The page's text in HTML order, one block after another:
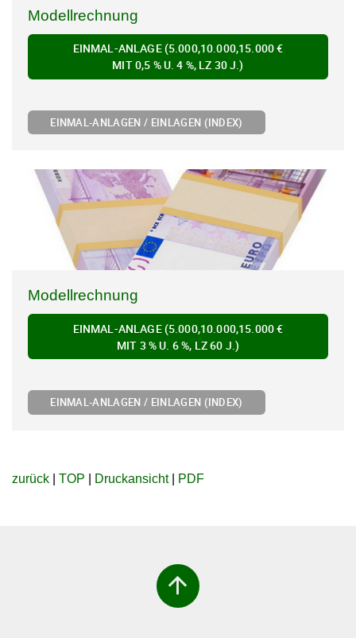
Modellrechnung
EINMAL-ANLAGE (5.000,10.000,15.000 €
MIT 0,5 % U. 4 %, LZ 30 J.)
EINMAL-ANLAGEN / EINLAGEN (INDEX)
Modellrechnung
EINMAL-ANLAGE (5.000,10.000,15.000 €
MIT 3 % U. 6 %, LZ 60 J.)
EINMAL-ANLAGEN / EINLAGEN (INDEX)
zurück TOP Druckansicht| PDF
arrow_upward